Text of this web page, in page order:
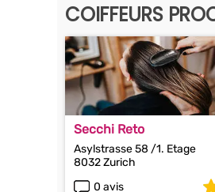
COIFFEURS
Secchi Reto
Asylstrasse 58 /1. Etage
8032 Zurich
0 avis